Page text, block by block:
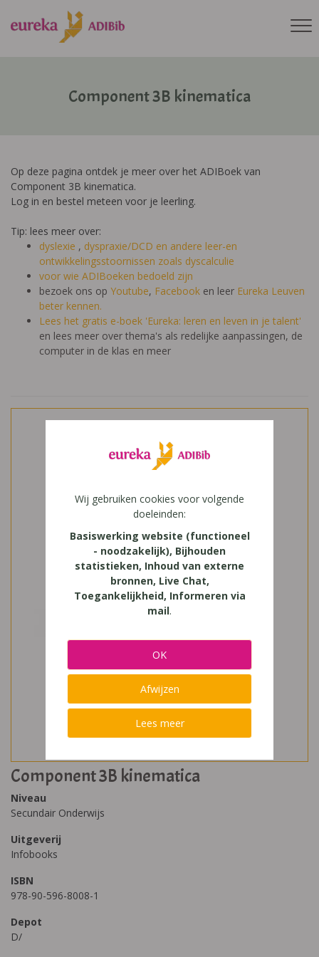
Component 3B kinematica
Op deze pagina ontdek je meer over het ADIBoek van
Component 3B kinematica.
Log in en bestel meteen voor je leerling.
Tip: lees meer over:
dyslexie , dyspraxie/DCD en andere leer-en
ontwikkelingsstoornissen zoals dyscalculie
voor wie ADIBoeken bedoeld zijn
bezoek ons op Youtube, Facebook en leer Eureka Leuven
beter kennen.
Lees het gratis e-boek 'Eureka: leren en leven in je talent'
en lees meer over thema's als redelijke aanpassingen, de
computer in de klas en meer
Component 3B kinematica
Niveau
Secundair Onderwijs
Uitgeverij
Infobooks
ISBN
978-90-596-8008-1
Depot
D/
Wij gebruiken cookies voor volgende
doeleinden:
Basiswerking website (functioneel
- noodzakelijk), Bijhouden
statistieken, Inhoud van externe
bronnen, Live Chat,
Toegankelijkheid, Informeren via
mail.
OK
Afwijzen
Lees meer